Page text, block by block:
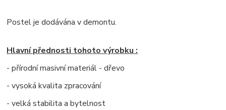
Postel je dodávána v demontu.
Hlavní přednosti tohoto výrobku :
- přírodní masivní materiál - dřevo
- vysoká kvalita zpracování
- velká stabilita a bytelnost